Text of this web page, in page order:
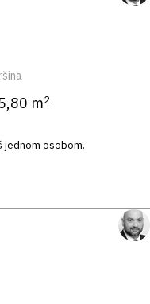
m2
jednom osobom.